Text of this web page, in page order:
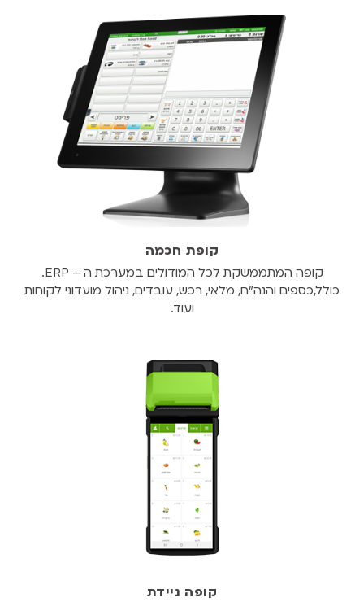
קופת חכמה
קופה המתממשקת לכל המודולים במערכת ה – ERP.
כולל,כספים והנה"ח, מלאי, רכש, עובדים, ניהול מועדוני לקוחות
ועוד.
קופה ניידת